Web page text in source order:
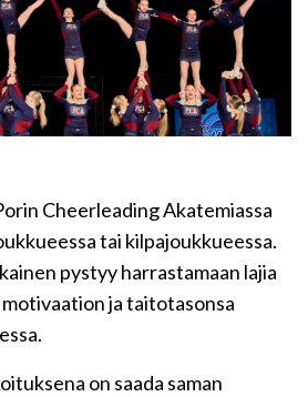
Cheerleading Akatemiassa
tai kilpajoukkueessa.
pystyy harrastamaan lajia
ja taitotasonsa
on saada saman